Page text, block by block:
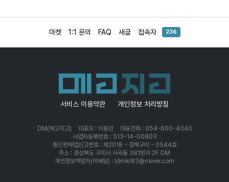
마켓 1:1 문의 FAQ 새글 접속자 236
서비스 이용약관 개인정보 처리방침
DM(메고지고) 대표자 : 이동민
대표전화 : 054-600-4040
사업자등록번호 : 513-14-00803
통신판매업신고번호 : 제2018 - 경북구미 - 0544호
주소 : 경상북도 구미시 사곡동 381번지 2F DM
개인정보책임자(이메일) : ldmkr83@naver.com